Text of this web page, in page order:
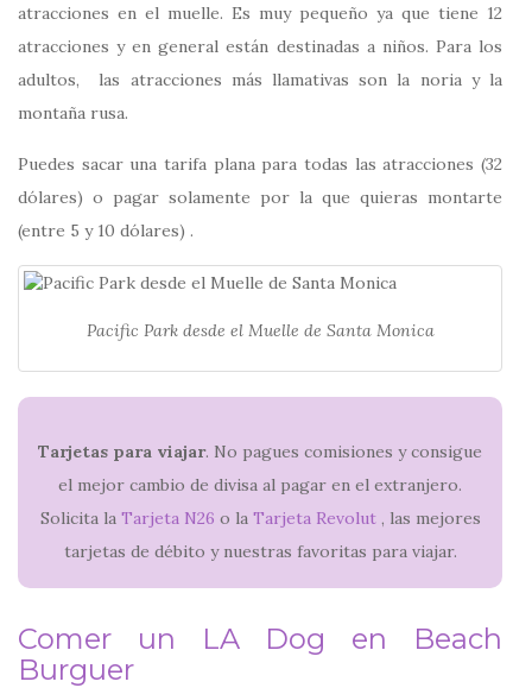
atracciones en el muelle. Es muy pequeño ya que tiene 12
atracciones y en general están destinadas a niños. Para los
adultos, las atracciones más llamativas son la noria y la
montaña rusa.
Puedes sacar una tarifa plana para todas las atracciones (32
dólares) o pagar solamente por la que quieras montarte
(entre 5 y 10 dólares) .
Pacific Park desde el Muelle de Santa Monica
Tarjetas para viajar. No pagues comisiones y consigue
el mejor cambio de divisa al pagar en el extranjero.
Solicita la Tarjeta N26 o la Tarjeta Revolut, las mejores
tarjetas de débito y nuestras favoritas para viajar.
Comer un LA Dog en Beach
Burguer